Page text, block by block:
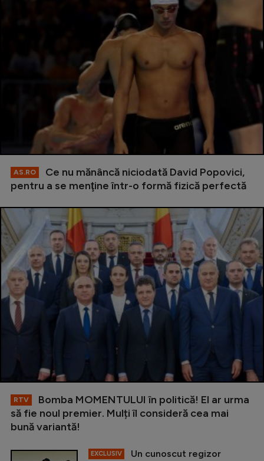
AS.RO
Ce nu mănâncă niciodată David Popovici,
pentru a se menţine într-o formă fizică perfectă
RTV
Bomba MOMENTULUI în politică! El ar urma
să fie noul premier. Mulți îl consideră cea mai
bună variantă!
EXCLUSIV
Un cunoscut regizor